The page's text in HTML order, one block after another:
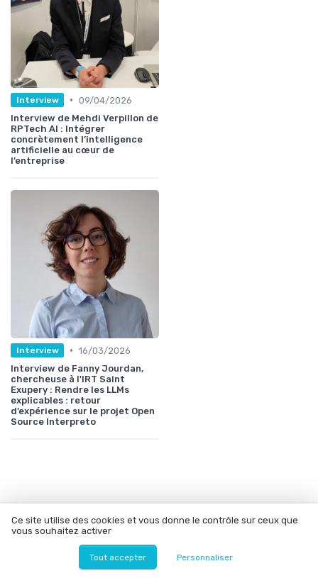
Interview • 09/04/2026
Interview de Mehdi Verpillon de
RPTech AI : Intégrer
concrètement l’intelligence
artificielle au cœur de
l’entreprise
Interview • 16/03/2026
Interview de Fanny Jourdan,
chercheuse à l'IRT Saint
Exupery : Rendre les LLMs
explicables : retour
d’expérience sur le projet Open
Source Interpreto
Les articles par date
Mars 2020
Ce site utilise des cookies et vous donne le contrôle sur ceux que
vous souhaitez activer
Tout accepter Personnaliser